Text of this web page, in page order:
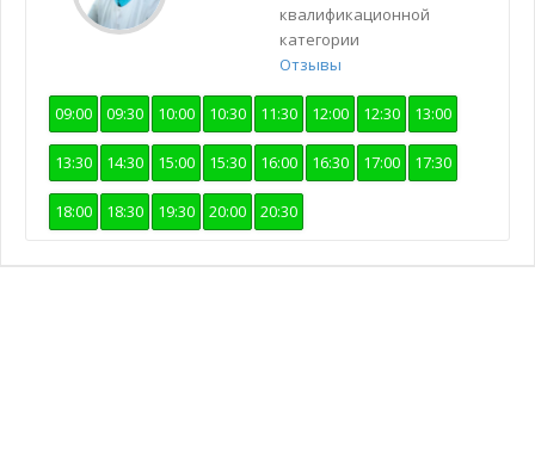
квалификационной
категории
Отзывы
09:00 09:30 10:00 10:30 11:30 12:00 12:30 13:00
13:30 14:30 15:00 15:30 16:00 16:30 17:00 17:30
18:00 18:30 19:30 20:00 20:30